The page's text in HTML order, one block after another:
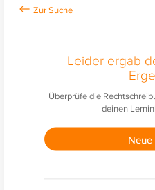
Leider ergab
Überprüfe die
deinen